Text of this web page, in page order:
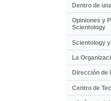
Dentro de
Opiniones y
Scientology
Scientology
La
Dirección de
Centro de